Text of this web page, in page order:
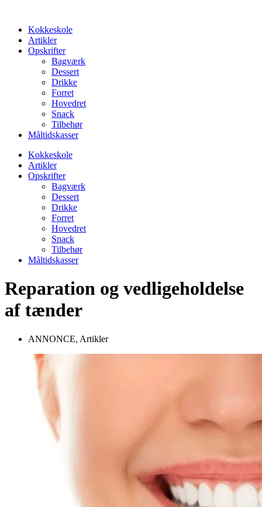
indholdKokkeskole
Artikler
Opskrifter
Bagværk
Dessert
Drikke
Forret
Hovedret
Snack
Tilbehør
Måltidskasser
Kokkeskole
Artikler
Opskrifter
Bagværk
Dessert
Drikke
Forret
Hovedret
Snack
Tilbehør
Måltidskasser
Reparation og vedligeholdelse
af tænder
ANNONCE, Artikler